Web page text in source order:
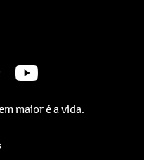
maior é a vida.